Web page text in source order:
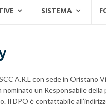
SISTEMA
A.R.L con sede in Oristano
un Responsabile
Il DPO è contattabile